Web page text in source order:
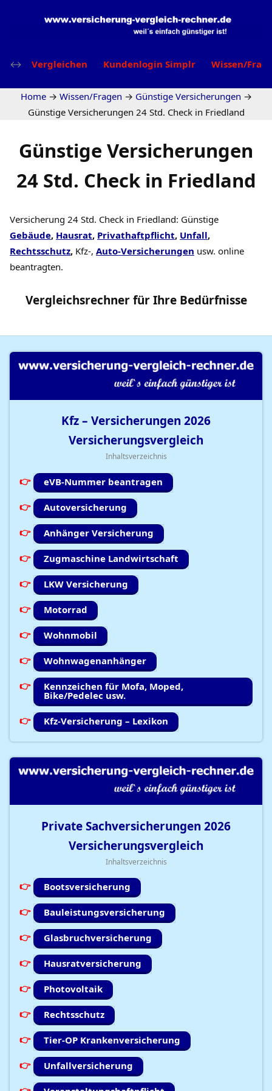
Vergleichen Kundenlogin Simplr Wissen/
Home → Wissen/Fragen → Günstige Versicherungen →
Günstige Versicherungen 24 Std. Check in Friedland
Günstige Versicherungen
24 Std. Check in Friedland
Versicherung 24 Std. Check in Friedland: Günstige
Gebäude, Hausrat, Privathaftpflicht, Unfall,
Rechtsschutz, Kfz-, Auto-Versicherungen usw. online
beantragten.
Vergleichsrechnerfür Ihre Bedürfnisse
Kfz – Versicherungen 2026
Versicherungsvergleich
Inhaltsverzeichnis
eVB-Nummer beantragen
Autoversicherung
Anhänger Versicherung
Zugmaschine Landwirtschaft
LKW Versicherung
Motorrad
Wohnmobil
Wohnwagenanhänger
Kennzeichen für Mofa, Moped,
Bike/Pedelec usw.
Kfz-Versicherung – Lexikon
Private Sachversicherungen 2026
Versicherungsvergleich
Inhaltsverzeichnis
Bootsversicherung
Bauleistungsversicherung
Glasbruchversicherung
Hausratversicherung
Photovoltaik
Rechtsschutz
Tier-OP Krankenversicherung
Unfallversicherung